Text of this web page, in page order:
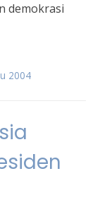
demokrasi
2004